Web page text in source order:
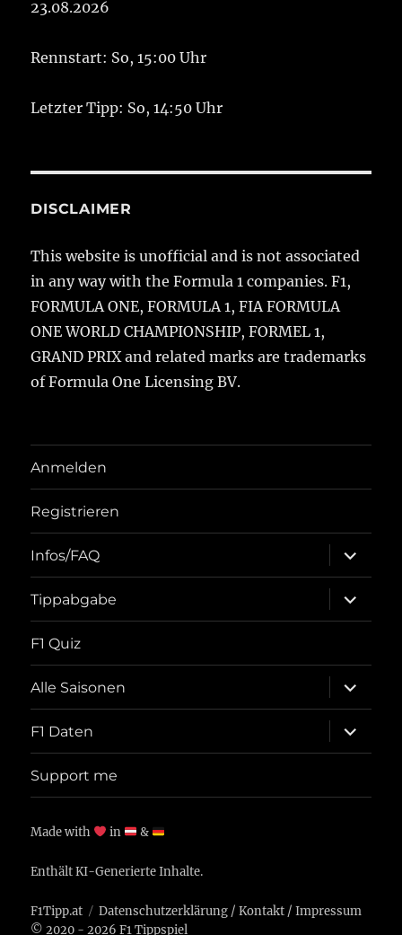
23.08.2026
Rennstart: So, 15:00 Uhr
Letzter Tipp: So, 14:50 Uhr
DISCLAIMER
This website is unofficial and is not associated
in any way with the Formula 1 companies. F1,
FORMULA ONE, FORMULA 1, FIA FORMULA
ONE WORLD CHAMPIONSHIP, FORMEL 1,
GRAND PRIX and related marks are trademarks
of Formula One Licensing BV.
Anmelden
Registrieren
Infos/FAQ
öffnen
Tippabgabe
öffnen
F1 Quiz
Alle Saisonen
öffnen
F1 Daten
öffnen
Support me
Made with in &
Enthält KI-Generierte Inhalte.
F1Tipp.at Datenschutzerklärung /Kontakt /Impressum
© 2020 - 2026 F1 Tippspiel